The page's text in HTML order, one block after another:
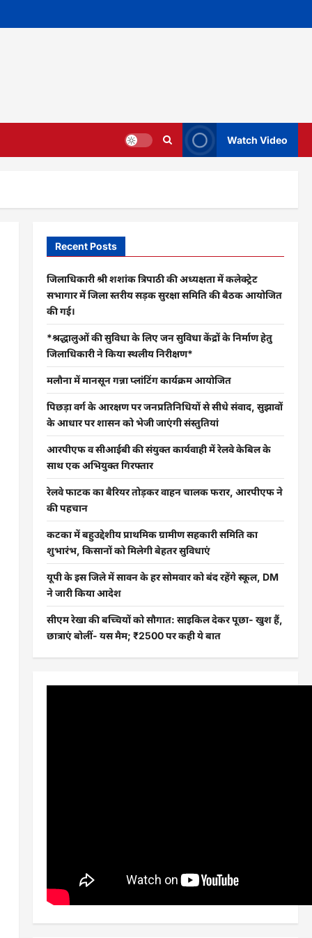
Watch Video
Recent Posts
जिलाधिकारी श्री शशांक त्रिपाठी की अध्यक्षता में कलेक्ट्रेट
सभागार में जिला स्तरीय सड़क सुरक्षा समिति की बैठक आयोजित
की गई।
*श्रद्धालुओं की सुविधा के लिए जन सुविधा केंद्रों के निर्माण हेतु
जिलाधिकारी ने किया स्थलीय निरीक्षण*
मलौना में मानसून गन्ना प्लांटिंग कार्यक्रम आयोजित
पिछड़ा वर्ग के आरक्षण पर जनप्रतिनिधियों से सीधे संवाद, सुझावों
के आधार पर शासन को भेजी जाएंगी संस्तुतियां
आरपीएफ व सीआईबी की संयुक्त कार्यवाही में रेलवे केबिल के
साथ एक अभियुक्त गिरफ्तार
रेलवे फाटक का बैरियर तोड़कर वाहन चालक फरार, आरपीएफ ने
की पहचान
कटका में बहुउद्देशीय प्राथमिक ग्रामीण सहकारी समिति का
शुभारंभ, किसानों को मिलेगी बेहतर सुविधाएं
यूपी के इस जिले में सावन के हर सोमवार को बंद रहेंगे स्कूल, DM
ने जारी किया आदेश
सीएम रेखा की बच्चियों को सौगात: साइकिल देकर पूछा- खुश हैं,
छात्राएं बोलीं- यस मैम; ₹2500 पर कही ये बात